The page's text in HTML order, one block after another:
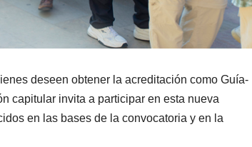
deseen obtener la acreditación como Guía-
capitular invita a participar en esta nueva
en las bases de la convocatoria y en la